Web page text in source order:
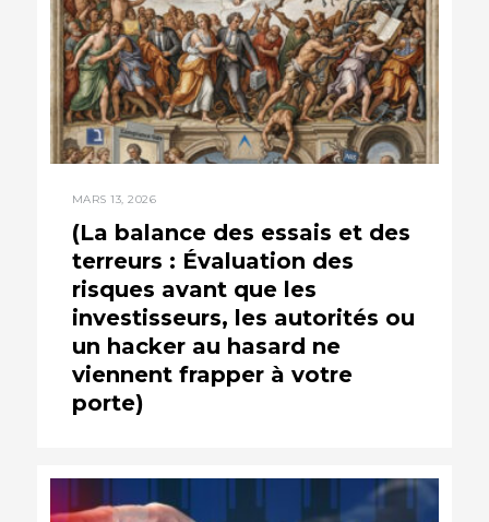
MARS 13, 2026
(La balance des essais et des
terreurs : Évaluation des
risques avant que les
investisseurs, les autorités ou
un hacker au hasard ne
viennent frapper à votre
porte)